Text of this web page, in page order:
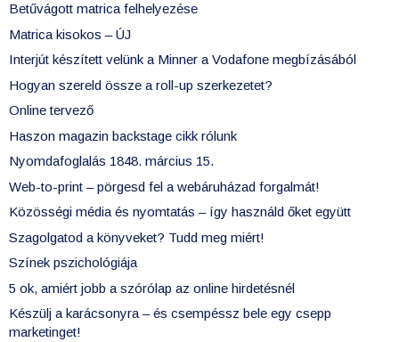
Betűvágott matrica felhelyezése
Matrica kisokos – ÚJ
Interjút készített velünk a Minner a Vodafone megbízásából
Hogyan szereld össze a roll-up szerkezetet?
Online tervező
Haszon magazin backstage cikk rólunk
Nyomdafoglalás 1848. március 15.
Web-to-print – pörgesd fel a webáruházad forgalmát!
Közösségi média és nyomtatás – így használd őket együtt
Szagolgatod a könyveket? Tudd meg miért!
Színek pszichológiája
5 ok, amiért jobb a szórólap az online hirdetésnél
Készülj a karácsonyra – és csempéssz bele egy csepp
marketinget!